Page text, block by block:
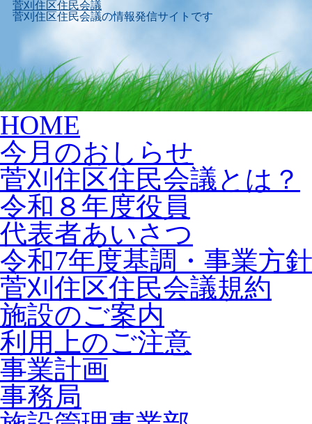
菅刈住区住民会議
菅刈住区住民会議の情報発信サイトです
Skip
to
content
HOME
今月のおしらせ
菅刈住区住民会議とは？
令和８年度役員
代表者あいさつ
令和7年度基調・事業方針
菅刈住区住民会議規約
施設のご案内
利用上のご注意
事業計画
事務局